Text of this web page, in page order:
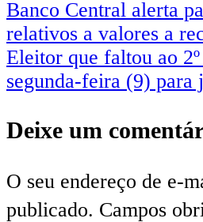
Banco Central alerta
relativos a valores a
Eleitor que faltou ao
segunda-feira (9) para
Deixe um
O seu endereço de e-
publicado. Campos